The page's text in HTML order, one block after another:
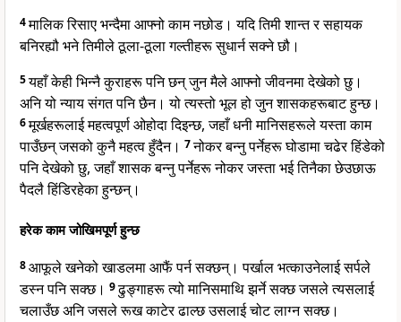
4मालिक रिसाए भन्दैमा आफ्नो काम नछोड। यदि तिमी शान्त र सहायक
बनिरह्यौ भने तिमीले ठूला-ठूला गल्तीहरू सुधार्न सक्ने छौ।
5यहाँ केही भिन्नै कुराहरू पनि छन् जुन मैले आफ्नो जीवनमा देखेको छु।
अनि यो न्याय संगत पनि छैन। यो त्यस्तो भूल हो जुन शासकहरूबाट हुन्छ।
6मूर्खहरूलाई महत्वपूर्ण ओहोदा दिइन्छ, जहाँ धनी मानिसहरूले यस्ता काम
पाउँछन् जसको कुनै महत्व हुँदैन। 7नोकर बन्नु पर्नेहरू घोडामा चढेर हिंडेको
पनि देखेको छु, जहाँ शासक बन्नु पर्नेहरू नोकर जस्ता भई तिनैका छेउछाऊ
पैदलै हिंडिरहेका हुन्छन्।
हरेक काम जोखिमपूर्ण हुन्छ
8आफूले खनेको खाडलमा आफैं पर्न सक्छन्। पर्खाल भत्काउनेलाई सर्पले
डस्न पनि सक्छ। 9ढुङ्गाहरू त्यो मानिसमाथि झर्ने सक्छ जसले त्यसलाई
चलाउँछ अनि जसले रूख काटेर ढाल्छ उसलाई चोट लाग्न सक्छ।